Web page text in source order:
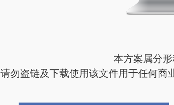
本方案属分
请勿盗链及下载使用该文件用于任何商